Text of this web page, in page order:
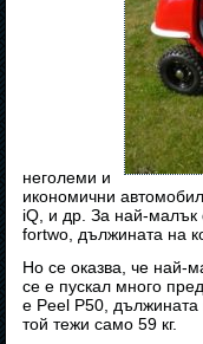
неголеми и
икономични
iQ, и др. За най-малък
fortwo, дължината на
Но се оказва, че най-
се е пускал много
е Peel P50,
той тежи само 59 кг.